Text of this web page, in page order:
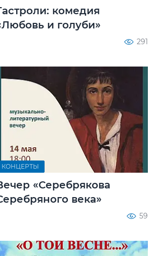
комедия
и голуби»
291
КОНЦЕРТЫ
«Серебрякова
века»
59